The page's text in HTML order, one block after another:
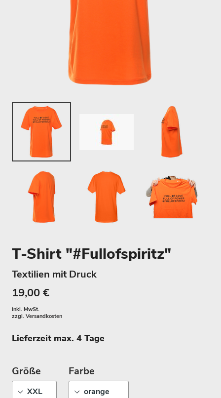
T-Shirt "#Fullofspiritz"
Textilien mit Druck
19,00 €
inkl. MwSt.
zzgl. Versandkosten
Lieferzeit max. 4 Tage
Größe Farbe